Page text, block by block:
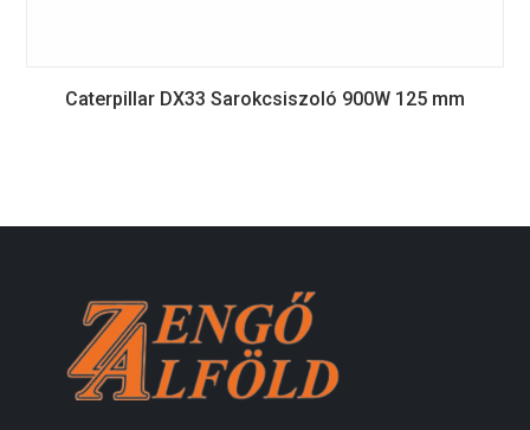
Caterpillar DX33 Sarokcsiszoló 900W 125 mm